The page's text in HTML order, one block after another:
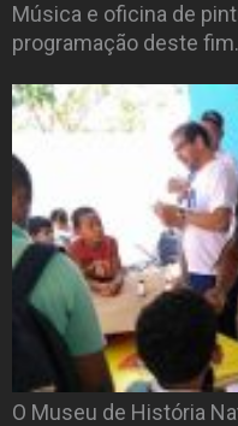
Música e oficina de
programação deste
O Museu de História